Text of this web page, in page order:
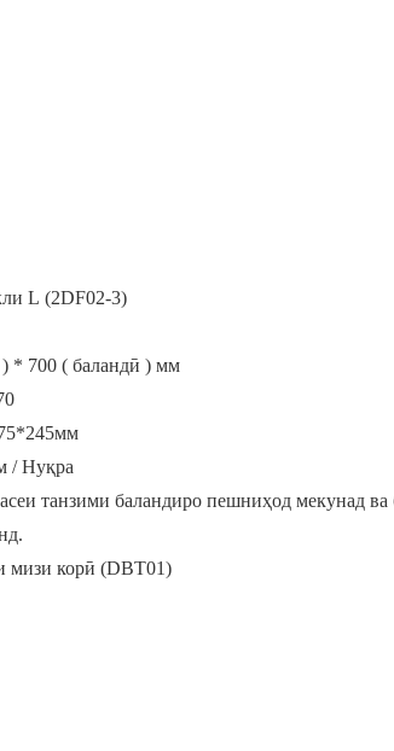
L (2DF02-3)
* 700 ( баландӣ ) мм
/ Нуқра
танзими баландиро пешниҳод мекунад ва